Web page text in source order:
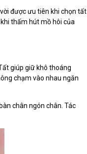
được ưu tiên khi chọn tất
thấm hút mồ hôi của
giúp giữ khô thoáng
chạm vào nhau ngăn
chân ngón chân. Tác